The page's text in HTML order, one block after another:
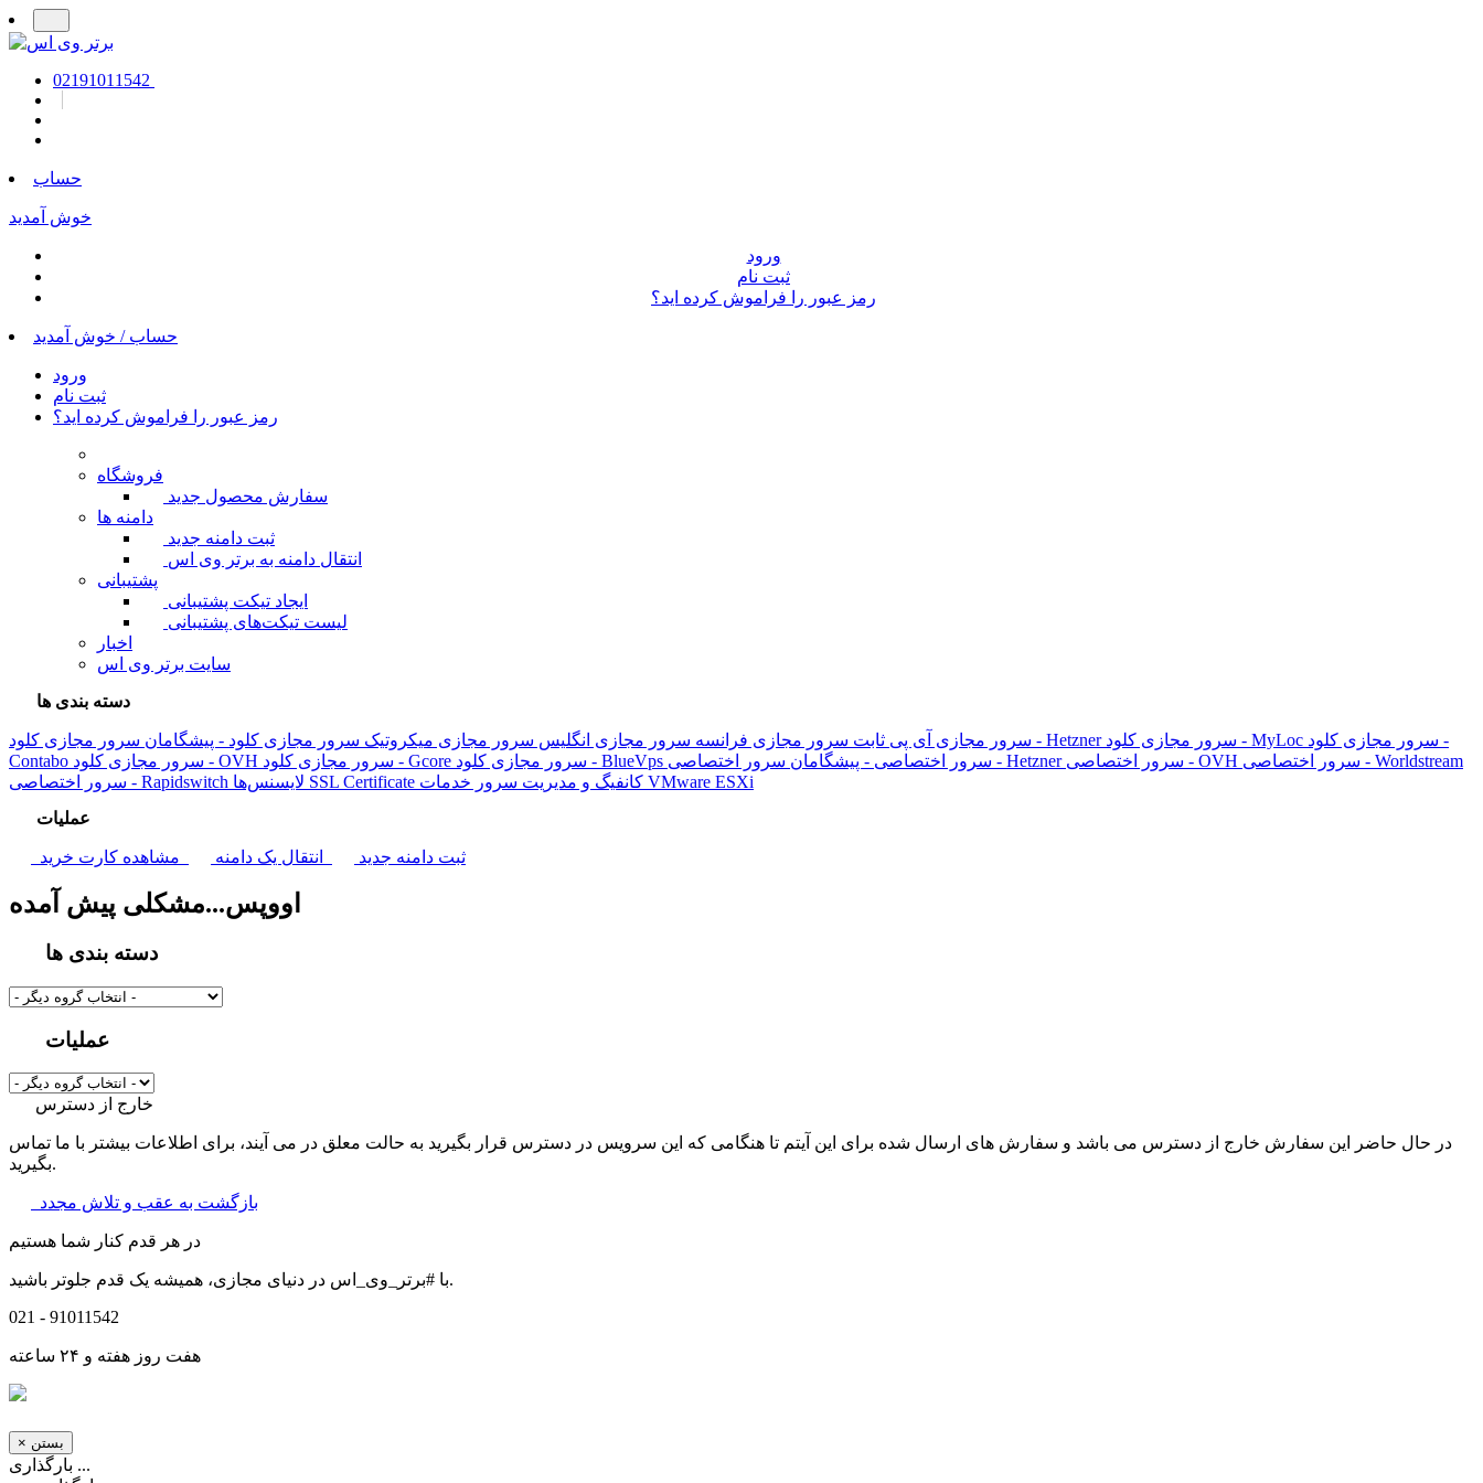
02191011542
حساب
خوش آمدید
ورود
ثبت نام
رمز عبور را فراموش کرده اید؟
حساب / خوش آمدید
ورود
ثبت نام
رمز عبور را فراموش کرده اید؟
فروشگاه
سفارش محصول جدید
دامنه ها
ثبت دامنه جدید
انتقال دامنه به برتر وی اس
پشتیبانی
ایجاد تیکت پشتیبانی
لیست تیکت‌های پشتیبانی
اخبار
سایت برتر وی اس
دسته بندی ها
سرور مجازی آی پی ثابت سرور مجازی فرانسه سرور مجازی انگلیس سرور مجازی میکروتیک سرور مجازی کلود - پیشگامان سرور مجازی کلود - Hetzner سرور مجازی کلود - MyLoc سرور مجازی کلود -
Contabo
سرور مجازی کلود - OVH سرور مجازی کلود - Gcore سرور مجازی کلود - BlueVps سرور اختصاصی - پیشگامان سرور اختصاصی - Hetzner سرور اختصاصی - OVH
سرور اختصاصی - Worldstream
سرور اختصاصی - Rapidswitch
SSL Certificate کانفیگ و مدیریت سرور خدمات VMware ESXi
عملیات
ثبت دامنه جدید انتقال یک دامنه مشاهده کارت خرید
اووپس...مشکلی پیش آمده
دسته بندی ها
عملیات
خارج از دسترس
در حال حاضر این سفارش خارج از دسترس می باشد و سفارش های ارسال شده برای این آیتم تا هنگامی که این سرویس در دسترس قرار بگیرید به حالت معلق در می آیند، برای اطلاعات بیشتر با ما تماس
بگیرید.
بازگشت به عقب و تلاش مجدد
در هر قدم کنار شما هستیم
با #برتر_وی_اس در دنیای مجازی، همیشه یک قدم جلوتر باشید.
021 - 91011542
هفت روز هفته و ۲۴ ساعته
× بستن
بارگذاری ...